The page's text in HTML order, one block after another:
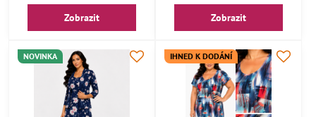
Zobrazit Zobrazit
NOVINKA IHNED K DODÁNÍ